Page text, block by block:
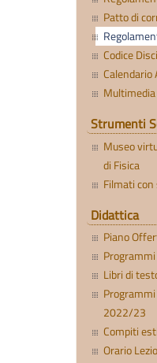
Patto di
Codice
Multimedia
Strumenti
Museo
di Fisica
Filmati
Didattica
Piano
Libri di
2022/23
Compiti
Orario